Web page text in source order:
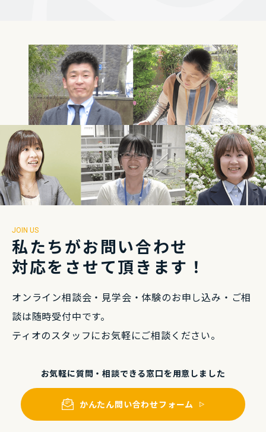
JOIN US
私たちがお問い合わせ
対応をさせて頂きます！
オンライン相談会・⾒学会・体験のお申し込み・ ご相
談は随時受付中です。
ティオのスタッフにお気軽にご相談ください。
お気軽に質問・相談できる窓⼝を⽤意しました
かんたん問い合わせフォーム